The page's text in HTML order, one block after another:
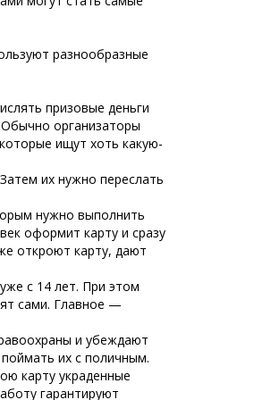
разнообразные
призовые деньги
организаторы
ищут хоть какую-
их нужно переслать
нужно выполнить
оформит карту и сразу
откроют карту, дают
с 14 лет. При этом
сами. Главное —
и убеждают
их с поличным.
карту украденные
гарантируют